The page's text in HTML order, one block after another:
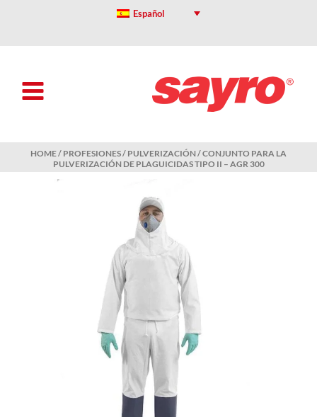
Español
HOME/ PROFESIONES/ PULVERIZACIÓN/ CONJUNTO PARA LA
PULVERIZACIÓN DE PLAGUICIDAS TIPO II – AGR 300